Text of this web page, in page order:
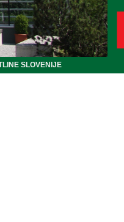
SLOVENIJE